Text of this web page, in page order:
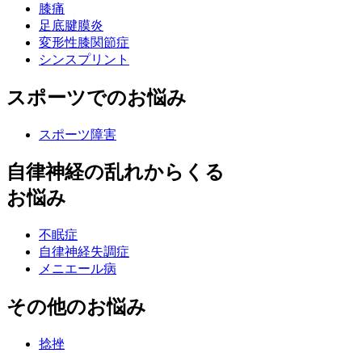
膝痛
足底腱膜炎
変形性膝関節症
シンスプリント
スポーツでのお悩み
スポーツ障害
自律神経の乱れからくる
お悩み
不眠症
自律神経失調症
メニエール病
その他のお悩み
捻挫